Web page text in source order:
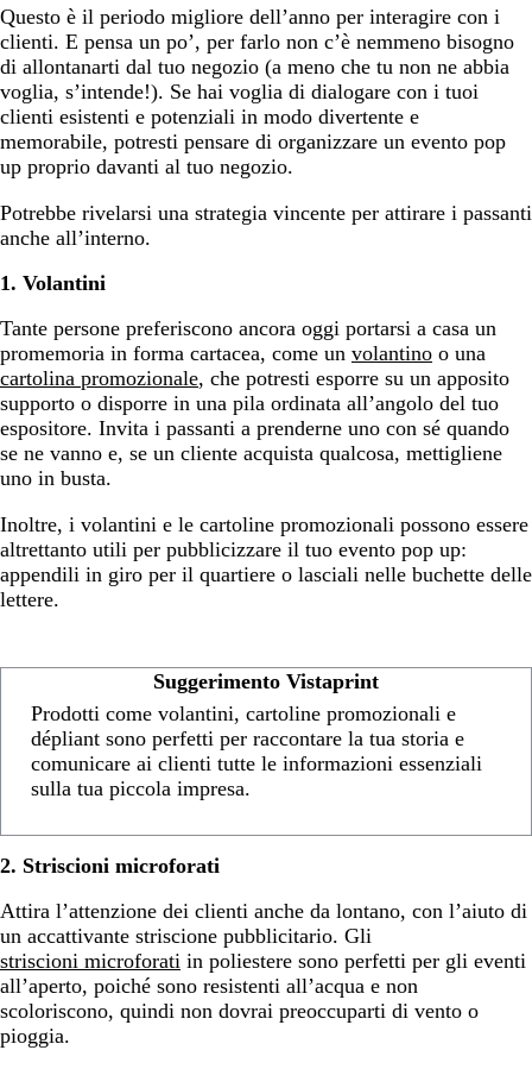
Questo è il periodo migliore dell’anno per interagire con i
clienti. E pensa un po’, per farlo non c’è nemmeno bisogno
di allontanarti dal tuo negozio (a meno che tu non ne abbia
voglia, s’intende!). Se hai voglia di dialogare con i tuoi
clienti esistenti e potenziali in modo divertente e
memorabile, potresti pensare di organizzare un evento pop
up proprio davanti al tuo negozio.
Potrebbe rivelarsi una strategia vincente per attirare i passanti
anche all’interno.
1. Volantini
Tante persone preferiscono ancora oggi portarsi a casa un
promemoria in forma cartacea, come un volantino o una
cartolina promozionale, che potresti esporre su un apposito
supporto o disporre in una pila ordinata all’angolo del tuo
espositore. Invita i passanti a prenderne uno con sé quando
se ne vanno e, se un cliente acquista qualcosa, mettigliene
uno in busta.
Inoltre, i volantini e le cartoline promozionali possono essere
altrettanto utili per pubblicizzare il tuo evento pop up:
appendili in giro per il quartiere o lasciali nelle buchette delle
lettere.
Suggerimento Vistaprint
Prodotti come volantini, cartoline promozionali e
dépliant sono perfetti per raccontare la tua storia e
comunicare ai clienti tutte le informazioni essenziali
sulla tua piccola impresa.
2. Striscioni microforati
Attira l’attenzione dei clienti anche da lontano, con l’aiuto di
un accattivante striscione pubblicitario. Gli
striscioni microforati in poliestere sono perfetti per gli eventi
all’aperto, poiché sono resistenti all’acqua e non
scoloriscono, quindi non dovrai preoccuparti di vento o
pioggia.